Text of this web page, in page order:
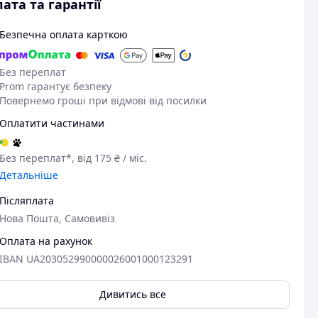
та гарантії
Безпечна оплата карткою
Без переплат
Prom гарантує безпеку
Повернемо гроші при відмові від посилки
Оплатити частинами
Без переплат*, від 175 ₴ / міс.
Детальніше
Післяплата
Нова Пошта, Самовивіз
Оплата на рахунок
IBAN UA203052990000026001000123291
Дивитись все